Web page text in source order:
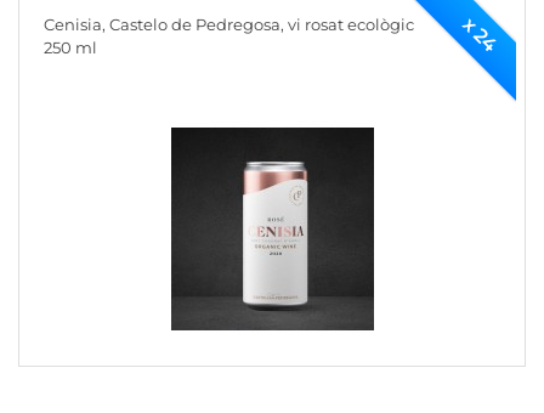
x 24
Cenisia, Castelo de Pedregosa, vi rosat ecològic
250 ml